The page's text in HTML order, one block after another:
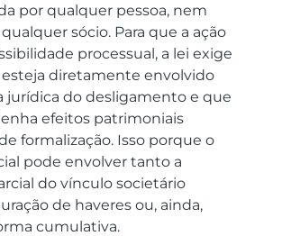
por qualquer pessoa, nem
sócio. Para que a ação
processual, a lei exige
diretamente envolvido
jurídica do desligamento e que
efeitos patrimoniais
formalização. Isso porque o
pode envolver tanto a
do vínculo societário
de haveres ou, ainda,
cumulativa.